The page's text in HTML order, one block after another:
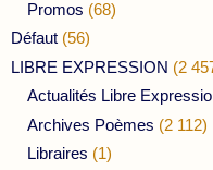
Promos (68)
Défaut (56)
LIBRE EXPRESSION (2
Actualités Libre
Archives Poèmes (2 112)
Libraires (1)